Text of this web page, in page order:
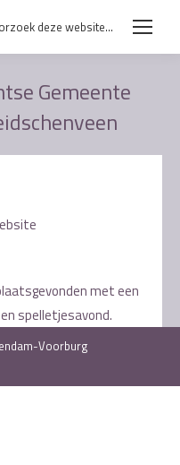
deze website...
Gemeente
met een
spelletjesavond.
Voorburg